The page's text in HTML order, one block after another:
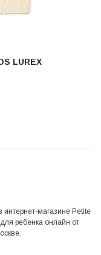
LUREX
магазине Petite
ребенка онлайн от